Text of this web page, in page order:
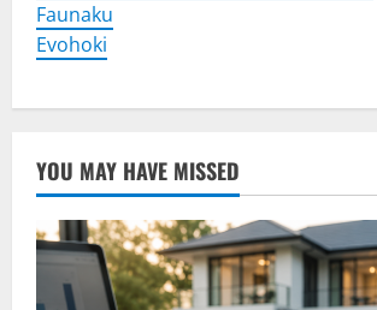
Faunaku
Evohoki
YOU MAY HAVE MISSED